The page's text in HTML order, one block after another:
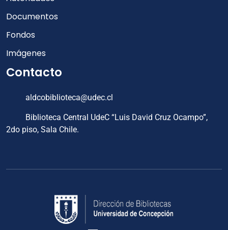
Documentos
Fondos
Imágenes
Contacto
aldcobiblioteca@udec.cl
Biblioteca Central UdeC “Luis David Cruz Ocampo”,
2do piso, Sala Chile.